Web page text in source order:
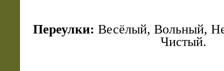
Переулки: Весёлый, Вольный,
Чистый.